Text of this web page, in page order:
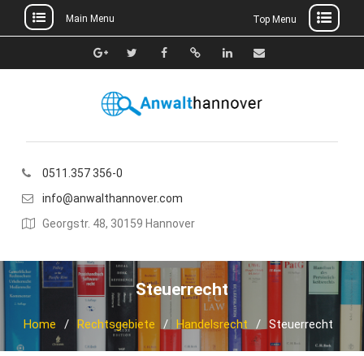
to
Main Menu Top Menu
Google+TwitterFacebook
Xing Linkedin
E-
0511.357 356-0
info@anwalthannover.com
Georgstr. 48, 30159 Hannover
Steuerrecht
Home Rechtsgebiete Handelsrecht Steuerrecht